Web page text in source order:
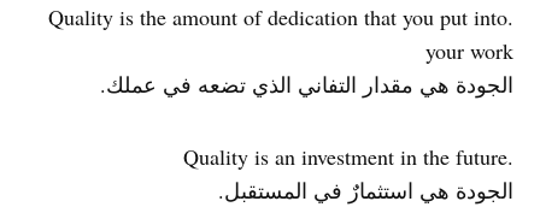
.Quality is the amount of dedication that you put into
your work
الجودة هي مقدار التفاني الذي تضعه في عملك.
.Quality is an investment in the future
الجودة هي استثمارٌ في المستقبل.